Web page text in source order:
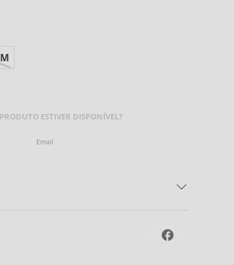
ESTIVER DISPONÍVEL?
100% Algodão Cetim 300 fios - Cor